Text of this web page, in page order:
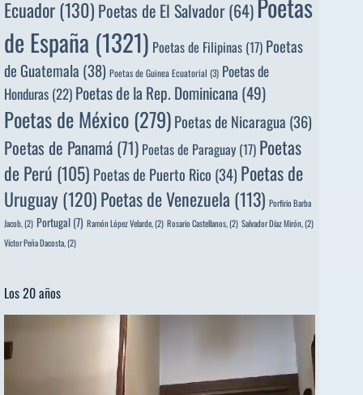
Ecuador(130) Poetas de El Salvador(64)
de España (1321) Poetas de Filipinas (17) Poetas
de Guatemala (38) Poetas de Guinea Ecuatorial (3) Poetas de
Honduras (22) Poetas de la Rep. Dominicana (49)
Poetas de México(279)Poetas de Nicaragua (36)
Poetas de Panamá (71) Poetas de Paraguay (17) Poetas
de Perú (105) Poetas de Puerto Rico (34) Poetas de
Uruguay(120)Poetas de Venezuela (113) Porfirio Barba
Jacob, (2) Portugal (7) Ramón López Velarde, (2) Rosario Castellanos, (2) Salvador Díaz Mirón, (2)
Víctor Peña Dacosta, (2)
Los 20 años
de
vídeo